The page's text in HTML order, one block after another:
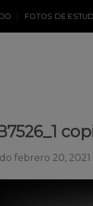
FOTOS DE
febrero 20, 2021